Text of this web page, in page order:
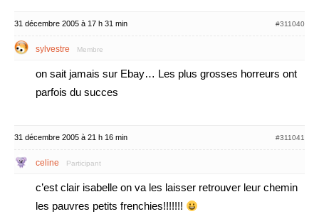
31 décembre 2005 à 17 h 31 min #311040
sylvestre Membre
on sait jamais sur Ebay… Les plus grosses horreurs ont
parfois du succes
31 décembre 2005 à 21 h 16 min #311041
celine Participant
c’est clair isabelle on va les laisser retrouver leur chemin
les pauvres petits frenchies!!!!!!!